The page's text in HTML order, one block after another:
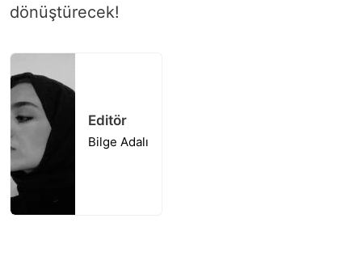
dönüştürecek!
Editör
Bilge Adalı